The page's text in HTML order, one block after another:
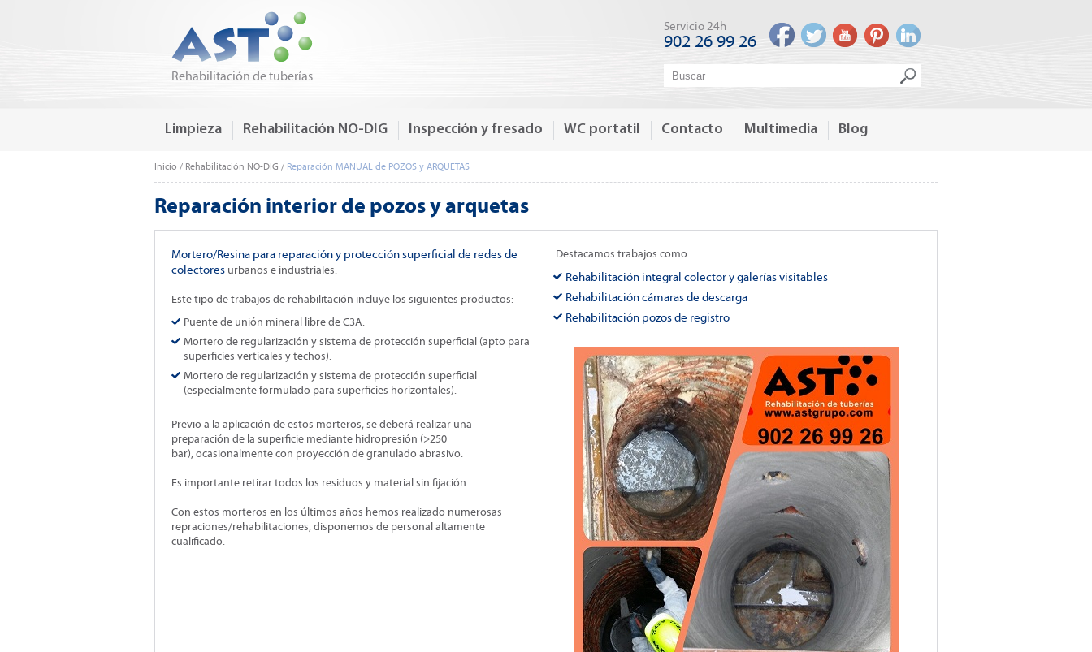
Rehabilitación de tuberías
Servicio 24h
902 26 99 26
Limpieza Rehabilitación NO-DIG Inspección y fresado WC portatil Contacto Multimedia Blog
Inicio / Rehabilitación NO-DIG / Reparación MANUAL de POZOS y ARQUETAS
Reparación interior de pozos y arquetas
Mortero/Resina para reparación y protección superficial de redes de
colectores urbanos e industriales.
Este tipo de trabajos de rehabilitación incluye los siguientes productos:
Puente de unión mineral libre de C3A.
Mortero de regularización y sistema de protección superficial (apto para
superficies verticales y techos).
Mortero de regularización y sistema de protección superficial
(especialmente formulado para superficies horizontales).
Previo a la aplicación de estos morteros, se deberá realizar una
preparación de la superficie mediante hidropresión (>250
bar), ocasionalmente con proyección de granulado abrasivo.
Es importante retirar todos los residuos y material sin fijación.
Con estos morteros en los últimos años hemos realizado numerosas
repraciones/rehabilitaciones, disponemos de personal altamente
cualificado.
Destacamos trabajos como:
Rehabilitación integral colector y galerías visitables
Rehabilitación cámaras de descarga
Rehabilitación pozos de registro